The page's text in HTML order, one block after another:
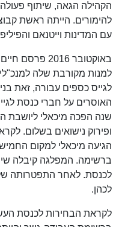
הקהילה הגאה, שיתוף
להימורים. הייתה ראשת
עם המדינות וייטנאם והפיליפינים עד 29
באוקטובר
למנות מקורבת שלה
לגייס כספים עבורה, זאת
האוסרים על חברי כנסת
שנה הפכה מיכאלי ליושבת
ופירוק נישואים בשלום.
הגיעה מיכאלי למקום
ברשימה. המפלגה קיבלה
לכנסת. לאחר התפטרותה
לכהן.
לקראת הבחירות לכנסת